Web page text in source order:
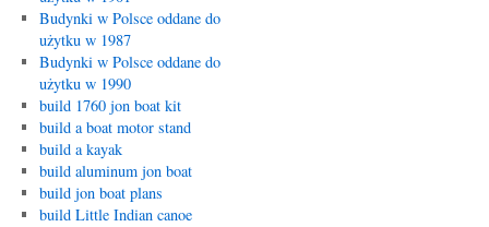
Budynki w Polsce oddane do
użytku w 1987
Budynki w Polsce oddane do
użytku w 1990
build 1760 jon boat kit
build a boat motor stand
build a kayak
build aluminum jon boat
build jon boat plans
build Little Indian canoe